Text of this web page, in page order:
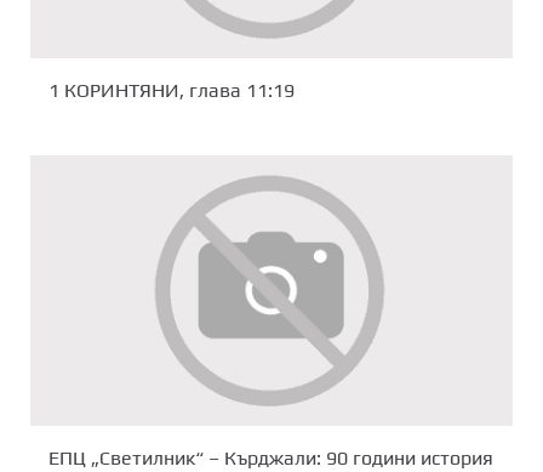
1 КОРИНТЯНИ, глава 11:19
ЕПЦ „Светилник“ – Кърджали: 90 години история